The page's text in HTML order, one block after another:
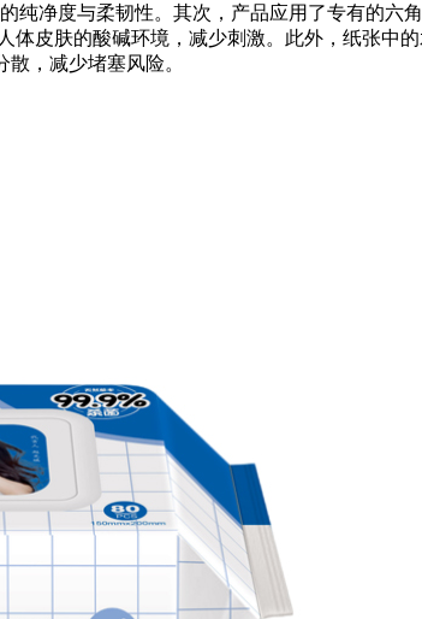
净度与柔韧性。其次，产品应用了专有的六
皮肤的酸碱环境，减少刺激。此外，纸张中
，减少堵塞风险。